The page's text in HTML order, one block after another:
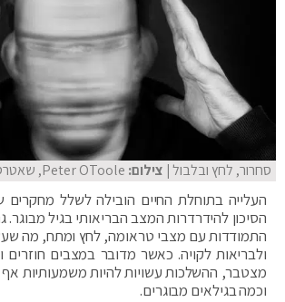
סחרור, לחץ ובלבול| צילום: Peter OToole, שאטרסטוק
העלייה בתוחלת החיים הובילה לשלל מחקרים
הסיכון להידרדרות המצב הבריאותי בגיל מבוגר.
התמודדות עם מצבי טראומה, לחץ ומתח, מה
ולבריאות לקויה. כאשר מדובר במצבים חוזרים
מצטבר, ההשלכות עשויות להיות משמעותיות
וכמה בגילאים מבוגרים.